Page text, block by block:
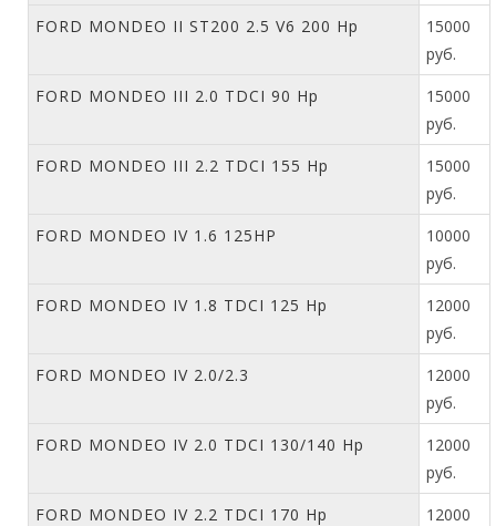
FORD MONDEO II ST200 2.5 V6 200 Hp
15000
руб.
FORD MONDEO III 2.0 TDCI 90 Hp
15000
руб.
FORD MONDEO III 2.2 TDCI 155 Hp
15000
руб.
FORD MONDEO IV 1.6 125HP
10000
руб.
FORD MONDEO IV 1.8 TDCI 125 Hp
12000
руб.
FORD MONDEO IV 2.0/2.3
12000
руб.
FORD MONDEO IV 2.0 TDCI 130/140 Hp
12000
руб.
FORD MONDEO IV 2.2 TDCI 170 Hp
12000